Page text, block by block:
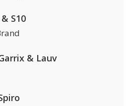
S10
& Lauv